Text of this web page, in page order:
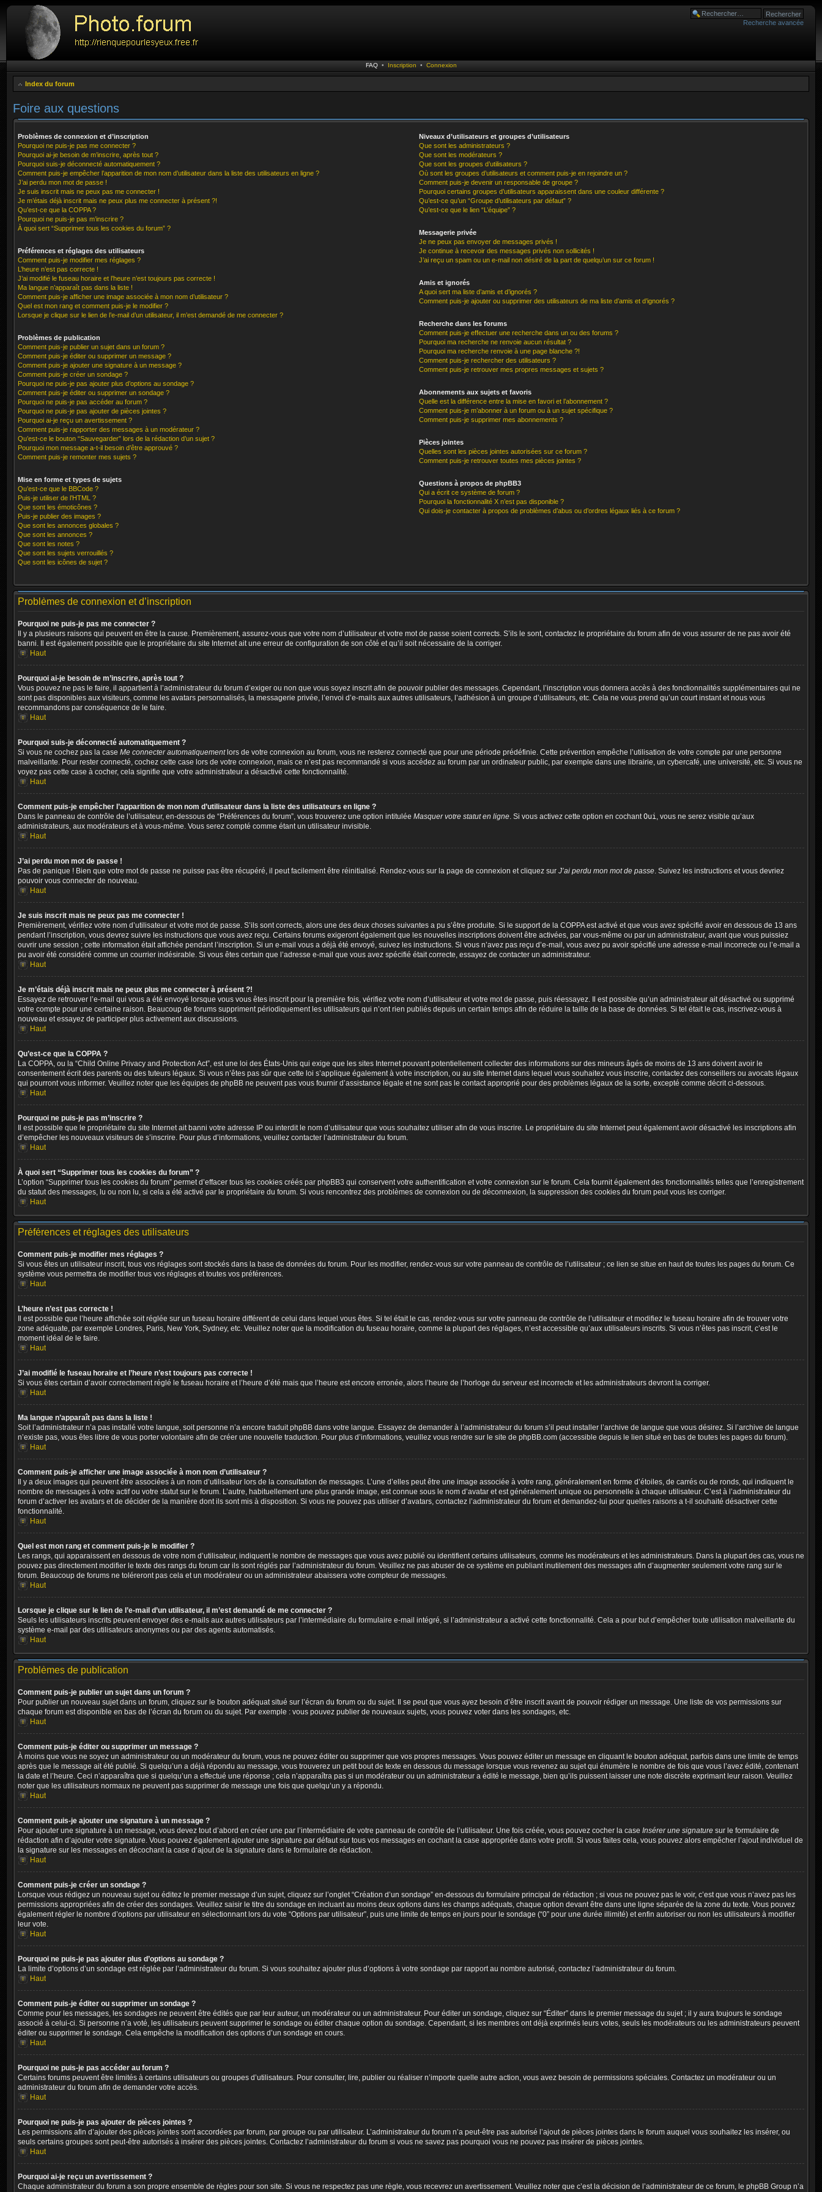
Recherche avancée
FAQ • Inscription • Connexion
Index du forum
Foire aux questions
Problèmes de connexion et d’inscription
Pourquoi ne puis-je pas me connecter ?
Pourquoi ai-je besoin de m’inscrire, après tout ?
Pourquoi suis-je déconnecté automatiquement ?
Comment puis-je empêcher l’apparition de mon nom d’utilisateur dans la liste des utilisateurs en ligne ?
J’ai perdu mon mot de passe !
Je suis inscrit mais ne peux pas me connecter !
Je m’étais déjà inscrit mais ne peux plus me connecter à présent ?!
Qu’est-ce que la COPPA ?
Pourquoi ne puis-je pas m’inscrire ?
À quoi sert “Supprimer tous les cookies du forum” ?
Préférences et réglages des utilisateurs
Comment puis-je modifier mes réglages ?
L’heure n’est pas correcte !
J’ai modifié le fuseau horaire et l’heure n’est toujours pas correcte !
Ma langue n’apparaît pas dans la liste !
Comment puis-je afficher une image associée à mon nom d’utilisateur ?
Quel est mon rang et comment puis-je le modifier ?
Lorsque je clique sur le lien de l’e-mail d’un utilisateur, il m’est demandé de me connecter ?
Problèmes de publication
Comment puis-je publier un sujet dans un forum ?
Comment puis-je éditer ou supprimer un message ?
Comment puis-je ajouter une signature à un message ?
Comment puis-je créer un sondage ?
Pourquoi ne puis-je pas ajouter plus d’options au sondage ?
Comment puis-je éditer ou supprimer un sondage ?
Pourquoi ne puis-je pas accéder au forum ?
Pourquoi ne puis-je pas ajouter de pièces jointes ?
Pourquoi ai-je reçu un avertissement ?
Comment puis-je rapporter des messages à un modérateur ?
Qu’est-ce le bouton “Sauvegarder” lors de la rédaction d’un sujet ?
Pourquoi mon message a-t-il besoin d’être approuvé ?
Comment puis-je remonter mes sujets ?
Mise en forme et types de sujets
Qu’est-ce que le BBCode ?
Puis-je utiliser de l’HTML ?
Que sont les émoticônes ?
Puis-je publier des images ?
Que sont les annonces globales ?
Que sont les annonces ?
Que sont les notes ?
Que sont les sujets verrouillés ?
Que sont les icônes de sujet ?
Niveaux d’utilisateurs et groupes d’utilisateurs
Que sont les administrateurs ?
Que sont les modérateurs ?
Que sont les groupes d’utilisateurs ?
Où sont les groupes d’utilisateurs et comment puis-je en rejoindre un ?
Comment puis-je devenir un responsable de groupe ?
Pourquoi certains groupes d’utilisateurs apparaissent dans une couleur différente ?
Qu’est-ce qu’un “Groupe d’utilisateurs par défaut” ?
Qu’est-ce que le lien “L’équipe” ?
Messagerie privée
Je ne peux pas envoyer de messages privés !
Je continue à recevoir des messages privés non sollicités !
J’ai reçu un spam ou un e-mail non désiré de la part de quelqu’un sur ce forum !
Amis et ignorés
A quoi sert ma liste d’amis et d’ignorés ?
Comment puis-je ajouter ou supprimer des utilisateurs de ma liste d’amis et d’ignorés ?
Recherche dans les forums
Comment puis-je effectuer une recherche dans un ou des forums ?
Pourquoi ma recherche ne renvoie aucun résultat ?
Pourquoi ma recherche renvoie à une page blanche ?!
Comment puis-je rechercher des utilisateurs ?
Comment puis-je retrouver mes propres messages et sujets ?
Abonnements aux sujets et favoris
Quelle est la différence entre la mise en favori et l’abonnement ?
Comment puis-je m’abonner à un forum ou à un sujet spécifique ?
Comment puis-je supprimer mes abonnements ?
Pièces jointes
Quelles sont les pièces jointes autorisées sur ce forum ?
Comment puis-je retrouver toutes mes pièces jointes ?
Questions à propos de phpBB3
Qui a écrit ce système de forum ?
Pourquoi la fonctionnalité X n’est pas disponible ?
Qui dois-je contacter à propos de problèmes d’abus ou d’ordres légaux liés à ce forum ?
Problèmes de connexion et d’inscription
Pourquoi ne puis-je pas me connecter ?
Il y a plusieurs raisons qui peuvent en être la cause. Premièrement, assurez-vous que votre nom d’utilisateur et votre mot de passe soient corrects. S’ils le sont, contactez le propriétaire du forum afin de vous assurer de ne pas avoir été
banni. Il est également possible que le propriétaire du site Internet ait une erreur de configuration de son côté et qu’il soit nécessaire de la corriger.
Haut
Pourquoi ai-je besoin de m’inscrire, après tout ?
Vous pouvez ne pas le faire, il appartient à l’administrateur du forum d’exiger ou non que vous soyez inscrit afin de pouvoir publier des messages. Cependant, l’inscription vous donnera accès à des fonctionnalités supplémentaires qui ne
sont pas disponibles aux visiteurs, comme les avatars personnalisés, la messagerie privée, l’envoi d’e-mails aux autres utilisateurs, l’adhésion à un groupe d’utilisateurs, etc. Cela ne vous prend qu’un court instant et nous vous
recommandons par conséquence de le faire.
Haut
Pourquoi suis-je déconnecté automatiquement ?
Si vous ne cochez pas la case Me connecter automatiquementlors de votre connexion au forum, vous ne resterez connecté que pour une période prédéfinie. Cette prévention empêche l’utilisation de votre compte par une personne
malveillante. Pour rester connecté, cochez cette case lors de votre connexion, mais ce n’est pas recommandé si vous accédez au forum par un ordinateur public, par exemple dans une librairie, un cybercafé, une université, etc. Si vous ne
voyez pas cette case à cocher, cela signifie que votre administrateur a désactivé cette fonctionnalité.
Haut
Comment puis-je empêcher l’apparition de mon nom d’utilisateur dans la liste des utilisateurs en ligne ?
Dans le panneau de contrôle de l’utilisateur, en-dessous de “Préférences du forum”, vous trouverez une option intitulée Masquer votre statut en ligne. Si vous activez cette option en cochantOui, vous ne serez visible qu’aux
administrateurs, aux modérateurs et à vous-même. Vous serez compté comme étant un utilisateur invisible.
Haut
J’ai perdu mon mot de passe !
Pas de panique ! Bien que votre mot de passe ne puisse pas être récupéré, il peut facilement être réinitialisé. Rendez-vous sur la page de connexion et cliquez sur J’ai perdu mon mot de passe. Suivez les instructions et vous devriez
pouvoir vous connecter de nouveau.
Haut
Je suis inscrit mais ne peux pas me connecter !
Premièrement, vérifiez votre nom d’utilisateur et votre mot de passe. S’ils sont corrects, alors une des deux choses suivantes a pu s’être produite. Si le support de la COPPA est activé et que vous avez spécifié avoir en dessous de 13 ans
pendant l’inscription, vous devrez suivre les instructions que vous avez reçu. Certains forums exigeront également que les nouvelles inscriptions doivent être activées, par vous-même ou par un administrateur, avant que vous puissiez
ouvrir une session ; cette information était affichée pendant l’inscription. Si un e-mail vous a déjà été envoyé, suivez les instructions. Si vous n’avez pas reçu d’e-mail, vous avez pu avoir spécifié une adresse e-mail incorrecte ou l’e-mail a
pu avoir été considéré comme un courrier indésirable. Si vous êtes certain que l’adresse e-mail que vous avez spécifié était correcte, essayez de contacter un administrateur.
Haut
Je m’étais déjà inscrit mais ne peux plus me connecter à présent ?!
Essayez de retrouver l’e-mail qui vous a été envoyé lorsque vous vous êtes inscrit pour la première fois, vérifiez votre nom d’utilisateur et votre mot de passe, puis réessayez. Il est possible qu’un administrateur ait désactivé ou supprimé
votre compte pour une certaine raison. Beaucoup de forums suppriment périodiquement les utilisateurs qui n’ont rien publiés depuis un certain temps afin de réduire la taille de la base de données. Si tel était le cas, inscrivez-vous à
nouveau et essayez de participer plus activement aux discussions.
Haut
Qu’est-ce que la COPPA ?
La COPPA, ou la “Child Online Privacy and Protection Act”, est une loi des États-Unis qui exige que les sites Internet pouvant potentiellement collecter des informations sur des mineurs âgés de moins de 13 ans doivent avoir le
consentement écrit des parents ou des tuteurs légaux. Si vous n’êtes pas sûr que cette loi s’applique également à votre inscription, ou au site Internet dans lequel vous souhaitez vous inscrire, contactez des conseillers ou avocats légaux
qui pourront vous informer. Veuillez noter que les équipes de phpBB ne peuvent pas vous fournir d’assistance légale et ne sont pas le contact approprié pour des problèmes légaux de la sorte, excepté comme décrit ci-dessous.
Haut
Pourquoi ne puis-je pas m’inscrire ?
Il est possible que le propriétaire du site Internet ait banni votre adresse IP ou interdit le nom d’utilisateur que vous souhaitez utiliser afin de vous inscrire. Le propriétaire du site Internet peut également avoir désactivé les inscriptions afin
d’empêcher les nouveaux visiteurs de s’inscrire. Pour plus d’informations, veuillez contacter l’administrateur du forum.
Haut
À quoi sert “Supprimer tous les cookies du forum” ?
L’option “Supprimer tous les cookies du forum” permet d’effacer tous les cookies créés par phpBB3 qui conservent votre authentification et votre connexion sur le forum. Cela fournit également des fonctionnalités telles que l’enregistrement
du statut des messages, lu ou non lu, si cela a été activé par le propriétaire du forum. Si vous rencontrez des problèmes de connexion ou de déconnexion, la suppression des cookies du forum peut vous les corriger.
Haut
Préférences et réglages des utilisateurs
Comment puis-je modifier mes réglages ?
Si vous êtes un utilisateur inscrit, tous vos réglages sont stockés dans la base de données du forum. Pour les modifier, rendez-vous sur votre panneau de contrôle de l’utilisateur ; ce lien se situe en haut de toutes les pages du forum. Ce
système vous permettra de modifier tous vos réglages et toutes vos préférences.
Haut
L’heure n’est pas correcte !
Il est possible que l’heure affichée soit réglée sur un fuseau horaire différent de celui dans lequel vous êtes. Si tel était le cas, rendez-vous sur votre panneau de contrôle de l’utilisateur et modifiez le fuseau horaire afin de trouver votre
zone adéquate, par exemple Londres, Paris, New York, Sydney, etc. Veuillez noter que la modification du fuseau horaire, comme la plupart des réglages, n’est accessible qu’aux utilisateurs inscrits. Si vous n’êtes pas inscrit, c’est le
moment idéal de le faire.
Haut
J’ai modifié le fuseau horaire et l’heure n’est toujours pas correcte !
Si vous êtes certain d’avoir correctement réglé le fuseau horaire et l’heure d’été mais que l’heure est encore erronée, alors l’heure de l’horloge du serveur est incorrecte et les administrateurs devront la corriger.
Haut
Ma langue n’apparaît pas dans la liste !
Soit l’administrateur n’a pas installé votre langue, soit personne n’a encore traduit phpBB dans votre langue. Essayez de demander à l’administrateur du forum s’il peut installer l’archive de langue que vous désirez. Si l’archive de langue
n’existe pas, vous êtes libre de vous porter volontaire afin de créer une nouvelle traduction. Pour plus d’informations, veuillez vous rendre sur le site de phpBB.com (accessible depuis le lien situé en bas de toutes les pages du forum).
Haut
Comment puis-je afficher une image associée à mon nom d’utilisateur ?
Il y a deux images qui peuvent être associées à un nom d’utilisateur lors de la consultation de messages. L’une d’elles peut être une image associée à votre rang, généralement en forme d’étoiles, de carrés ou de ronds, qui indiquent le
nombre de messages à votre actif ou votre statut sur le forum. L’autre, habituellement une plus grande image, est connue sous le nom d’avatar et est généralement unique ou personnelle à chaque utilisateur. C’est à l’administrateur du
forum d’activer les avatars et de décider de la manière dont ils sont mis à disposition. Si vous ne pouvez pas utiliser d’avatars, contactez l’administrateur du forum et demandez-lui pour quelles raisons a t-il souhaité désactiver cette
fonctionnalité.
Haut
Quel est mon rang et comment puis-je le modifier ?
Les rangs, qui apparaissent en dessous de votre nom d’utilisateur, indiquent le nombre de messages que vous avez publié ou identifient certains utilisateurs, comme les modérateurs et les administrateurs. Dans la plupart des cas, vous ne
pouvez pas directement modifier le texte des rangs du forum car ils sont réglés par l’administrateur du forum. Veuillez ne pas abuser de ce système en publiant inutilement des messages afin d’augmenter seulement votre rang sur le
forum. Beaucoup de forums ne toléreront pas cela et un modérateur ou un administrateur abaissera votre compteur de messages.
Haut
Lorsque je clique sur le lien de l’e-mail d’un utilisateur, il m’est demandé de me connecter ?
Seuls les utilisateurs inscrits peuvent envoyer des e-mails aux autres utilisateurs par l’intermédiaire du formulaire e-mail intégré, si l’administrateur a activé cette fonctionnalité. Cela a pour but d’empêcher toute utilisation malveillante du
système e-mail par des utilisateurs anonymes ou par des agents automatisés.
Haut
Problèmes de publication
Comment puis-je publier un sujet dans un forum ?
Pour publier un nouveau sujet dans un forum, cliquez sur le bouton adéquat situé sur l’écran du forum ou du sujet. Il se peut que vous ayez besoin d’être inscrit avant de pouvoir rédiger un message. Une liste de vos permissions sur
chaque forum est disponible en bas de l’écran du forum ou du sujet. Par exemple : vous pouvez publier de nouveaux sujets, vous pouvez voter dans les sondages, etc.
Haut
Comment puis-je éditer ou supprimer un message ?
À moins que vous ne soyez un administrateur ou un modérateur du forum, vous ne pouvez éditer ou supprimer que vos propres messages. Vous pouvez éditer un message en cliquant le bouton adéquat, parfois dans une limite de temps
après que le message ait été publié. Si quelqu’un a déjà répondu au message, vous trouverez un petit bout de texte en dessous du message lorsque vous revenez au sujet qui énumère le nombre de fois que vous l’avez édité, contenant
la date et l’heure. Ceci n’apparaîtra que si quelqu’un a effectué une réponse ; cela n’apparaîtra pas si un modérateur ou un administrateur a édité le message, bien qu’ils puissent laisser une note discrète exprimant leur raison. Veuillez
noter que les utilisateurs normaux ne peuvent pas supprimer de message une fois que quelqu’un y a répondu.
Haut
Comment puis-je ajouter une signature à un message ?
Pour ajouter une signature à un message, vous devez tout d’abord en créer une par l’intermédiaire de votre panneau de contrôle de l’utilisateur. Une fois créée, vous pouvez cocher la case Insérer une signature sur le formulaire de
rédaction afin d’ajouter votre signature. Vous pouvez également ajouter une signature par défaut sur tous vos messages en cochant la case appropriée dans votre profil. Si vous faites cela, vous pouvez alors empêcher l’ajout individuel de
la signature sur les messages en décochant la case d’ajout de la signature dans le formulaire de rédaction.
Haut
Comment puis-je créer un sondage ?
Lorsque vous rédigez un nouveau sujet ou éditez le premier message d’un sujet, cliquez sur l’onglet “Création d’un sondage” en-dessous du formulaire principal de rédaction ; si vous ne pouvez pas le voir, c’est que vous n’avez pas les
permissions appropriées afin de créer des sondages. Veuillez saisir le titre du sondage en incluant au moins deux options dans les champs adéquats, chaque option devant être dans une ligne séparée de la zone du texte. Vous pouvez
également régler le nombre d’options par utilisateur en sélectionnant lors du vote “Options par utilisateur”, puis une limite de temps en jours pour le sondage (“0” pour une durée illimité) et enfin autoriser ou non les utilisateurs à modifier
leur vote.
Haut
Pourquoi ne puis-je pas ajouter plus d’options au sondage ?
La limite d’options d’un sondage est réglée par l’administrateur du forum. Si vous souhaitez ajouter plus d’options à votre sondage par rapport au nombre autorisé, contactez l’administrateur du forum.
Haut
Comment puis-je éditer ou supprimer un sondage ?
Comme pour les messages, les sondages ne peuvent être édités que par leur auteur, un modérateur ou un administrateur. Pour éditer un sondage, cliquez sur “Éditer” dans le premier message du sujet ; il y aura toujours le sondage
associé à celui-ci. Si personne n’a voté, les utilisateurs peuvent supprimer le sondage ou éditer chaque option du sondage. Cependant, si les membres ont déjà exprimés leurs votes, seuls les modérateurs ou les administrateurs peuvent
éditer ou supprimer le sondage. Cela empêche la modification des options d’un sondage en cours.
Haut
Pourquoi ne puis-je pas accéder au forum ?
Certains forums peuvent être limités à certains utilisateurs ou groupes d’utilisateurs. Pour consulter, lire, publier ou réaliser n’importe quelle autre action, vous avez besoin de permissions spéciales. Contactez un modérateur ou un
administrateur du forum afin de demander votre accès.
Haut
Pourquoi ne puis-je pas ajouter de pièces jointes ?
Les permissions afin d’ajouter des pièces jointes sont accordées par forum, par groupe ou par utilisateur. L’administrateur du forum n’a peut-être pas autorisé l’ajout de pièces jointes dans le forum auquel vous souhaitez les insérer, ou
seuls certains groupes sont peut-être autorisés à insérer des pièces jointes. Contactez l’administrateur du forum si vous ne savez pas pourquoi vous ne pouvez pas insérer de pièces jointes.
Haut
Pourquoi ai-je reçu un avertissement ?
Chaque administrateur du forum a son propre ensemble de règles pour son site. Si vous ne respectez pas une règle, vous recevrez un avertissement. Veuillez noter que c’est la décision de l’administrateur de ce forum, le phpBB Group n’a